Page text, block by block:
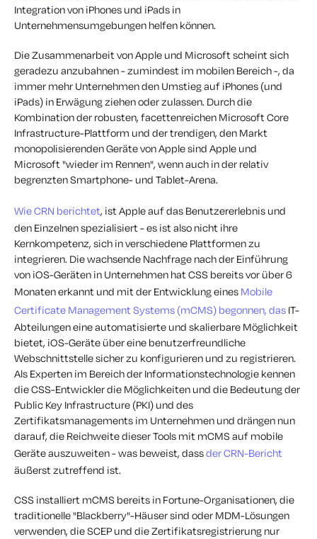
Integration von iPhones und iPads in
Unternehmensumgebungen helfen können.
Die Zusammenarbeit von Apple und Microsoft scheint sich
geradezu anzubahnen - zumindest im mobilen Bereich -, da
immer mehr Unternehmen den Umstieg auf iPhones (und
iPads) in Erwägung ziehen oder zulassen. Durch die
Kombination der robusten, facettenreichen Microsoft Core
Infrastructure-Plattform und der trendigen, den Markt
monopolisierenden Geräte von Apple sind Apple und
Microsoft "wieder im Rennen", wenn auch in der relativ
begrenzten Smartphone- und Tablet-Arena.
Wie CRN berichtet, ist Apple auf das Benutzererlebnis und
den Einzelnen spezialisiert - es ist also nicht ihre
Kernkompetenz, sich in verschiedene Plattformen zu
integrieren. Die wachsende Nachfrage nach der Einführung
von iOS-Geräten in Unternehmen hat CSS bereits vor über 6
Monaten erkannt und mit der Entwicklung eines Mobile
Certificate Management Systems (mCMS) begonnen, das IT-
Abteilungen eine automatisierte und skalierbare Möglichkeit
bietet, iOS-Geräte über eine benutzerfreundliche
Webschnittstelle sicher zu konfigurieren und zu registrieren.
Als Experten im Bereich der Informationstechnologie kennen
die CSS-Entwickler die Möglichkeiten und die Bedeutung der
Public Key Infrastructure (PKI) und des
Zertifikatsmanagements im Unternehmen und drängen nun
darauf, die Reichweite dieser Tools mit mCMS auf mobile
Geräte auszuweiten - was beweist, dassder CRN-Bericht
äußerst zutreffend ist.
CSS installiert mCMS bereits in Fortune-Organisationen, die
traditionelle "Blackberry"-Häuser sind oder MDM-Lösungen
verwenden, die SCEP und die Zertifikatsregistrierung nur